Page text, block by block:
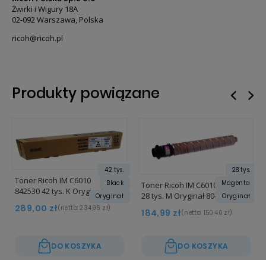
Żwirki i Wigury 18A
02-092 Warszawa, Polska
ricoh@ricoh.pl
Produkty powiązane
42 tys.
Black
Oryginał
Toner Ricoh IM C6010
842530 42 tys. K Oryginał
289,00 zł(netto: 234,96 zł)
DO KOSZYKA
28 tys.
Magenta
Oryginał
Toner Ricoh IM C6010 842532
28 tys. M Oryginał 80-100%
184,99 zł(netto: 150,40 zł)
DO KOSZYKA